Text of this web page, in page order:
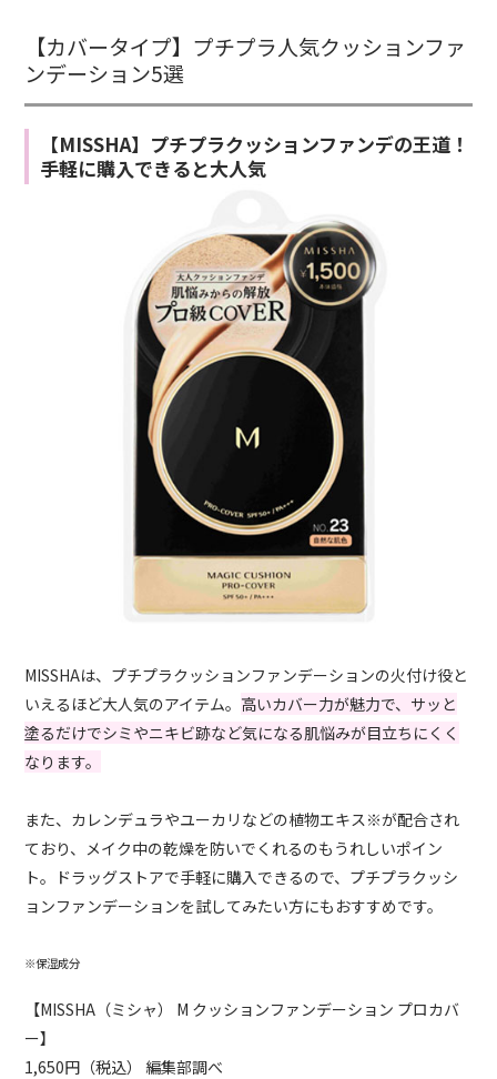
【カバータイプ】プチプラ人気クッションファ
ンデーション5選
【MISSHA】プチプラクッションファンデの王道！
手軽に購入できると大人気
MISSHAは、プチプラクッションファンデーションの火付け役と
いえるほど大人気のアイテム。 高いカバー力が魅力で、サッと
塗るだけでシミやニキビ跡など気になる肌悩みが目立ちにくく
なります。
また、カレンデュラやユーカリなどの植物エキス※が配合され
ており、メイク中の乾燥を防いでくれるのもうれしいポイン
ト。ドラッグストアで手軽に購入できるので、プチプラクッシ
ョンファンデーションを試してみたい方にもおすすめです。
※保湿成分
【MISSHA（ミシャ） M クッションファンデーション プロカバ
ー】
1,650円（税込） 編集部調べ